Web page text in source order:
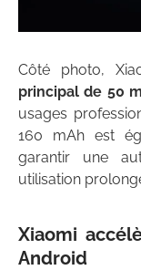
Côté photo,
principal de 50
usages
160 mAh est
garantir une
utilisation
Xiaomi
Android